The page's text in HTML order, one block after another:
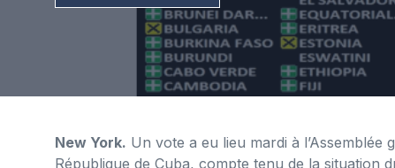
New York. Un vote a eu lieu mardi à l’Assemblée
République de Cuba, compte tenu de la situation